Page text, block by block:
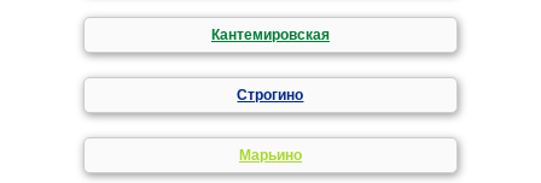
Кантемировская
Строгино
Марьино